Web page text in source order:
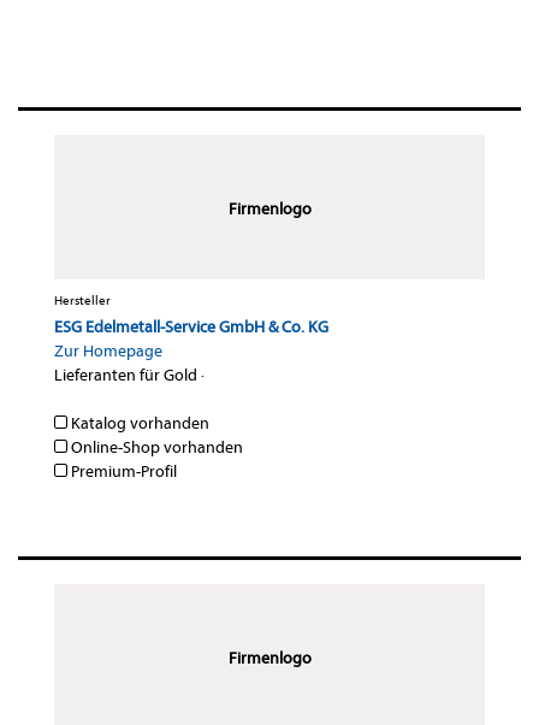
Firmenlogo
Hersteller
ESG Edelmetall-Service GmbH & Co. KG
Zur Homepage
Lieferanten für Gold ·
Katalog vorhanden
Online-Shop vorhanden
Premium-Profil
Firmenlogo